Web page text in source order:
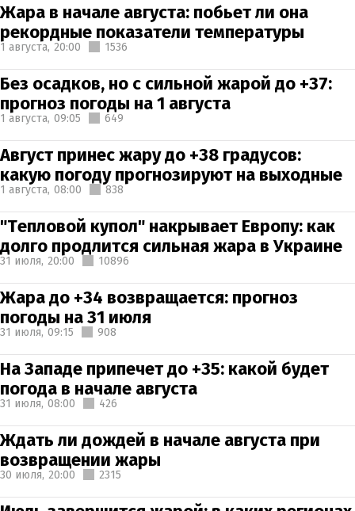
Жара в начале августа: побьет ли она
рекордные показатели температуры
1 августа, 20:00 1536
Без осадков, но с сильной жарой до +37:
прогноз погоды на 1 августа
1 августа, 09:05 649
Август принес жару до +38 градусов:
какую погоду прогнозируют на выходные
1 августа, 08:00 838
"Тепловой купол" накрывает Европу: как
долго продлится сильная жара в Украине
31 июля, 20:00 10896
Жара до +34 возвращается: прогноз
погоды на 31 июля
31 июля, 09:15 908
На Западе припечет до +35: какой будет
погода в начале августа
31 июля, 08:00 426
Ждать ли дождей в начале августа при
возвращении жары
30 июля, 20:00 2315